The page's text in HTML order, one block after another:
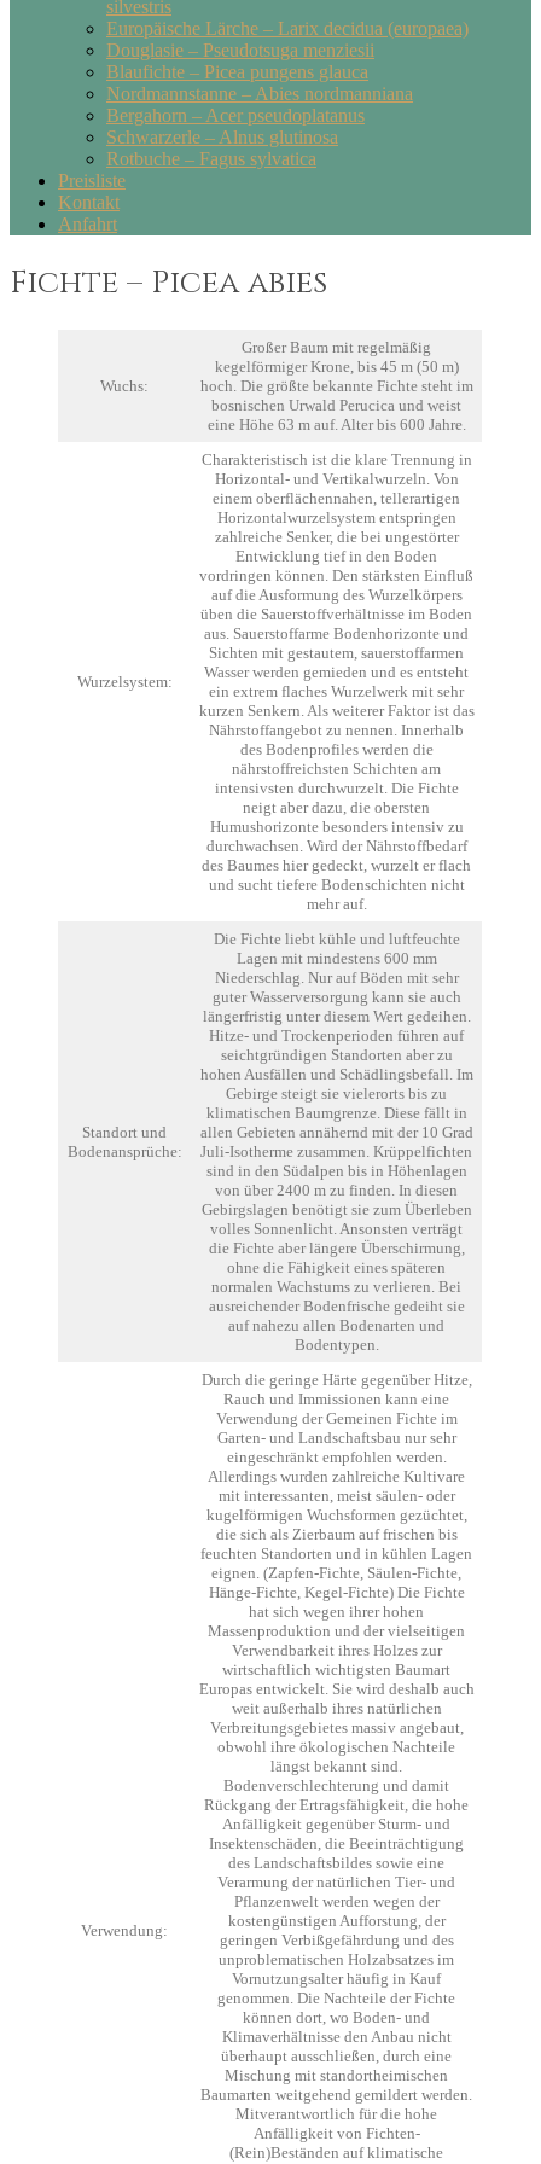
silvestris
Europäische Lärche – Larix decidua (europaea)
Douglasie – Pseudotsuga menziesii
Blaufichte – Picea pungens glauca
Nordmannstanne – Abies nordmanniana
Bergahorn – Acer pseudoplatanus
Schwarzerle – Alnus glutinosa
Rotbuche – Fagus sylvatica
Preisliste
Kontakt
Anfahrt
Fichte – Picea abies
Wuchs:
Großer Baum mit regelmäßig
kegelförmiger Krone, bis 45 m (50 m)
hoch. Die größte bekannte Fichte steht im
bosnischen Urwald Perucica und weist
eine Höhe 63 m auf. Alter bis 600 Jahre.
Wurzelsystem:
Charakteristisch ist die klare Trennung in
Horizontal- und Vertikalwurzeln. Von
einem oberflächennahen, tellerartigen
Horizontalwurzelsystem entspringen
zahlreiche Senker, die bei ungestörter
Entwicklung tief in den Boden
vordringen können. Den stärksten Einfluß
auf die Ausformung des Wurzelkörpers
üben die Sauerstoffverhältnisse im Boden
aus. Sauerstoffarme Bodenhorizonte und
Sichten mit gestautem, sauerstoffarmen
Wasser werden gemieden und es entsteht
ein extrem flaches Wurzelwerk mit sehr
kurzen Senkern. Als weiterer Faktor ist das
Nährstoffangebot zu nennen. Innerhalb
des Bodenprofiles werden die
nährstoffreichsten Schichten am
intensivsten durchwurzelt. Die Fichte
neigt aber dazu, die obersten
Humushorizonte besonders intensiv zu
durchwachsen. Wird der Nährstoffbedarf
des Baumes hier gedeckt, wurzelt er flach
und sucht tiefere Bodenschichten nicht
mehr auf.
Standort und
Bodenansprüche:
Die Fichte liebt kühle und luftfeuchte
Lagen mit mindestens 600 mm
Niederschlag. Nur auf Böden mit sehr
guter Wasserversorgung kann sie auch
längerfristig unter diesem Wert gedeihen.
Hitze- und Trockenperioden führen auf
seichtgründigen Standorten aber zu
hohen Ausfällen und Schädlingsbefall. Im
Gebirge steigt sie vielerorts bis zu
klimatischen Baumgrenze. Diese fällt in
allen Gebieten annähernd mit der 10 Grad
Juli-Isotherme zusammen. Krüppelfichten
sind in den Südalpen bis in Höhenlagen
von über 2400 m zu finden. In diesen
Gebirgslagen benötigt sie zum Überleben
volles Sonnenlicht. Ansonsten verträgt
die Fichte aber längere Überschirmung,
ohne die Fähigkeit eines späteren
normalen Wachstums zu verlieren. Bei
ausreichender Bodenfrische gedeiht sie
auf nahezu allen Bodenarten und
Bodentypen.
Verwendung:
Durch die geringe Härte gegenüber Hitze,
Rauch und Immissionen kann eine
Verwendung der Gemeinen Fichte im
Garten- und Landschaftsbau nur sehr
eingeschränkt empfohlen werden.
Allerdings wurden zahlreiche Kultivare
mit interessanten, meist säulen- oder
kugelförmigen Wuchsformen gezüchtet,
die sich als Zierbaum auf frischen bis
feuchten Standorten und in kühlen Lagen
eignen. (Zapfen-Fichte, Säulen-Fichte,
Hänge-Fichte, Kegel-Fichte) Die Fichte
hat sich wegen ihrer hohen
Massenproduktion und der vielseitigen
Verwendbarkeit ihres Holzes zur
wirtschaftlich wichtigsten Baumart
Europas entwickelt. Sie wird deshalb auch
weit außerhalb ihres natürlichen
Verbreitungsgebietes massiv angebaut,
obwohl ihre ökologischen Nachteile
längst bekannt sind.
Bodenverschlechterung und damit
Rückgang der Ertragsfähigkeit, die hohe
Anfälligkeit gegenüber Sturm- und
Insektenschäden, die Beeinträchtigung
des Landschaftsbildes sowie eine
Verarmung der natürlichen Tier- und
Pflanzenwelt werden wegen der
kostengünstigen Aufforstung, der
geringen Verbißgefährdung und des
unproblematischen Holzabsatzes im
Vornutzungsalter häufig in Kauf
genommen. Die Nachteile der Fichte
können dort, wo Boden- und
Klimaverhältnisse den Anbau nicht
überhaupt ausschließen, durch eine
Mischung mit standortheimischen
Baumarten weitgehend gemildert werden.
Mitverantwortlich für die hohe
Anfälligkeit von Fichten-
(Rein)Beständen auf klimatische